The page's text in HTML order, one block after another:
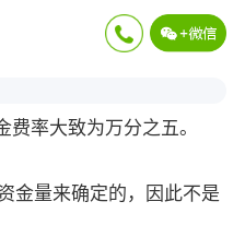
率大致为万分之五。
金量来确定的，因此不是